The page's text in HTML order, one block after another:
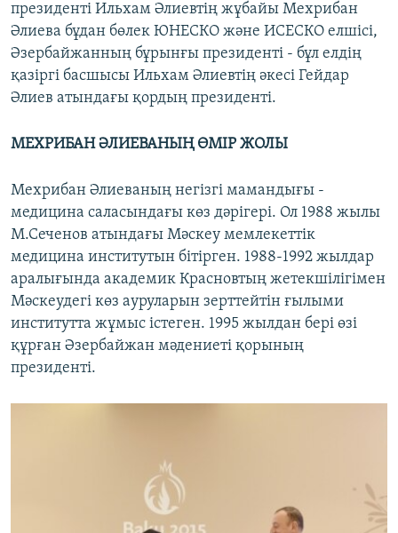
президенті Ильхам Әлиевтің жұбайы Мехрибан
Әлиева бұдан бөлек ЮНЕСКО және ИСЕСКО елшісі,
Әзербайжанның бұрынғы президенті - бұл елдің
қазіргі басшысы Ильхам Әлиевтің әкесі Гейдар
Әлиев атындағы қордың президенті.
МЕХРИБАН ӘЛИЕВАНЫҢ ӨМІР ЖОЛЫ
Мехрибан Әлиеваның негізгі мамандығы -
медицина саласындағы көз дәрігері. Ол 1988 жылы
М.Сеченов атындағы Мәскеу мемлекеттік
медицина институтын бітірген. 1988-1992 жылдар
аралығында академик Красновтың жетекшілігімен
Мәскеудегі көз ауруларын зерттейтін ғылыми
институтта жұмыс істеген. 1995 жылдан бері өзі
құрған Әзербайжан мәдениеті қорының
президенті.